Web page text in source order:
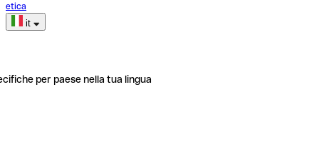
etica
it
per paese nella tua lingua